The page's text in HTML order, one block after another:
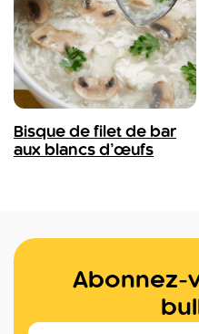
Bisque de filet de bar
aux blancs d’œufs
Abonnez-